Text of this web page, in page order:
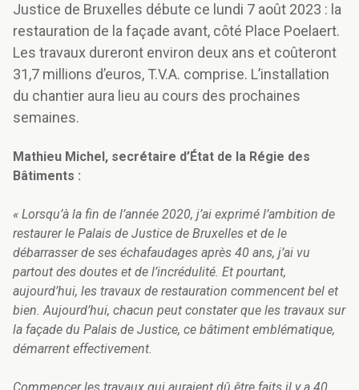
Justice de Bruxelles débute ce lundi 7 août 2023 : la
restauration de la façade avant, côté Place Poelaert.
Les travaux dureront environ deux ans et coûteront
31,7 millions d’euros, T.V.A. comprise. L’installation
du chantier aura lieu au cours des prochaines
semaines.
Mathieu Michel, secrétaire d’État de la Régie des
Bâtiments :
« Lorsqu’à la fin de l’année 2020, j’ai exprimé l’ambition de
restaurer le Palais de Justice de Bruxelles et de le
débarrasser de ses échafaudages après 40 ans, j’ai vu
partout des doutes et de l’incrédulité. Et pourtant,
aujourd’hui, les travaux de restauration commencent bel et
bien. Aujourd’hui, chacun peut constater que les travaux sur
la façade du Palais de Justice, ce bâtiment emblématique,
démarrent effectivement.